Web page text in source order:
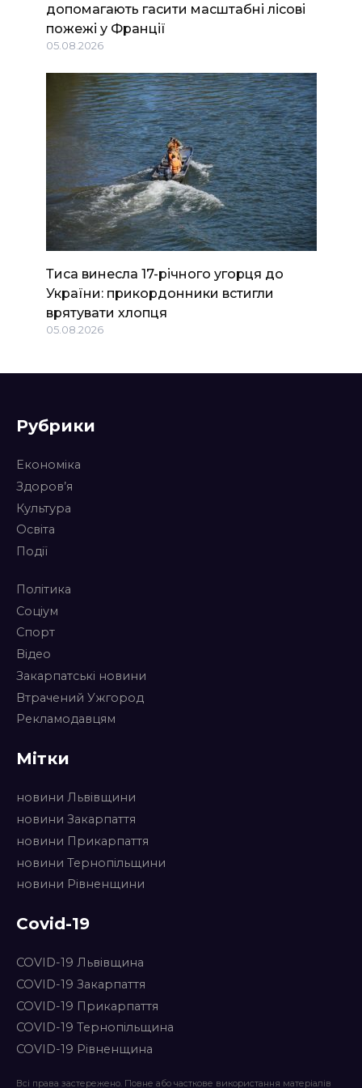
допомагають гасити масштабні лісові
пожежі у Франції
05.08.2026
Тиса винесла 17-річного угорця до
України: прикордонники встигли
врятувати хлопця
05.08.2026
Рубрики
Економіка
Здоров’я
Культура
Освіта
Події
Політика
Соціум
Спорт
Відео
Закарпатські новини
Втрачений Ужгород
Рекламодавцям
Мітки
новини Львівщини
новини Закарпаття
новини Прикарпаття
новини Тернопільщини
новини Рівненщини
Covid-19
COVID-19 Львівщина
COVID-19 Закарпаття
COVID-19 Прикарпаття
COVID-19 Тернопільщина
COVID-19 Рівненщина
Всі права застережено. Повне або часткове використання матеріалів